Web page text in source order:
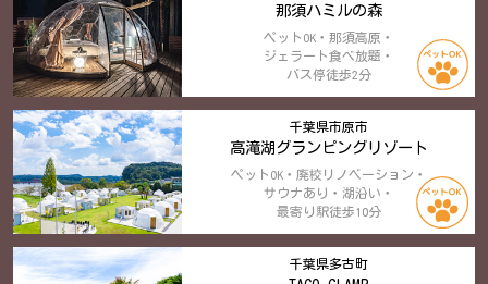
那須ハミルの森
ペットOK・那須高原・
ジェラート食べ放題・
バス停徒歩2分
千葉県市原市
高滝湖グランピングリゾート
ペットOK・廃校リノベーション・
サウナあり・湖沿い・
最寄り駅徒歩10分
千葉県多古町